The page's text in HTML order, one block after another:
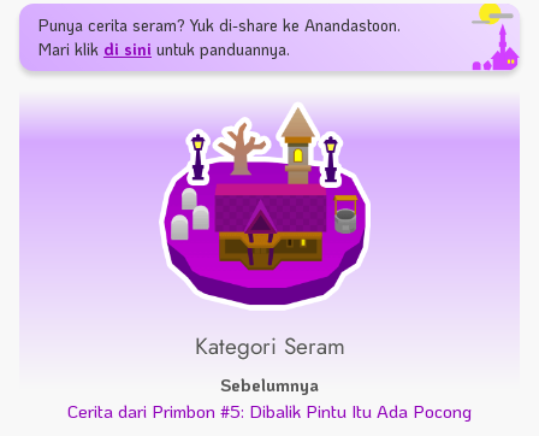
Punya cerita seram? Yuk di-share ke Anandastoon.
Mari klik di sini untuk panduannya.
Kategori Seram
Sebelumnya
Cerita dari Primbon #5: Dibalik Pintu Itu Ada Pocong